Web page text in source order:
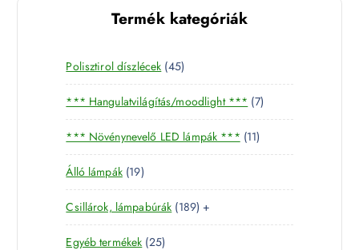
Termék kategóriák
Polisztirol díszlécek 454
5
t
e
r
m
k
*** Hangulatvilágítás/moodlight *** 77
t
r
é
*** Növénynevelő LED lámpák *** 111
1
e
m
Álló lámpák 191
9
t
e
r
Csillárok, lámpabúrák 1891
8
+
Egyéb termékek 252